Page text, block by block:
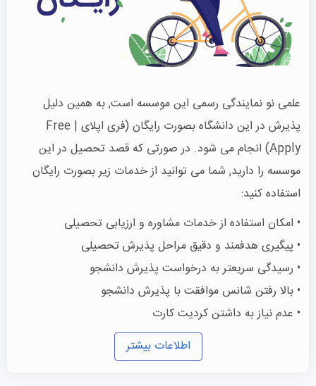
علمی نو نمایندگی رسمی این موسسه است, به همین دلیل
پذیرش در این دانشگاه بصورت رایگان (فری اپلای | Free
Apply) انجام می شود. در صورتی که قصد تحصیل در این
موسسه را دارید, شما می توانید از خدمات زیر بصورت رایگان
استفاده کنید:
• امکان استفاده از خدمات مشاوره و ارزیابی تحصیلی
• پیگیری هدفمند و دقیق مراحل پذیرش تحصیلی
• رسیدگی سریعتر به درخواست پذیرش دانشجو
• بالا رفتن شانس موافقت با پذیرش دانشجو
• عدم نیاز به داشتن کردیت کارت
اطلاعات بیشتر